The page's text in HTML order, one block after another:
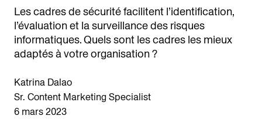
Les cadres de sécurité facilitent l’identification,
l’évaluation et la surveillance des risques
informatiques. Quels sont les cadres les mieux
adaptés à votre organisation ?
Katrina Dalao
Sr. Content Marketing Specialist
6 mars 2023